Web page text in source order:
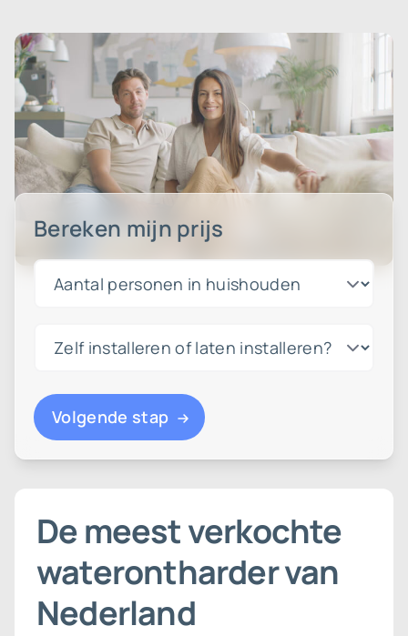
De meest verkochte
waterontharder van
Nederland
Bereken mijn prijs
Volgende stap